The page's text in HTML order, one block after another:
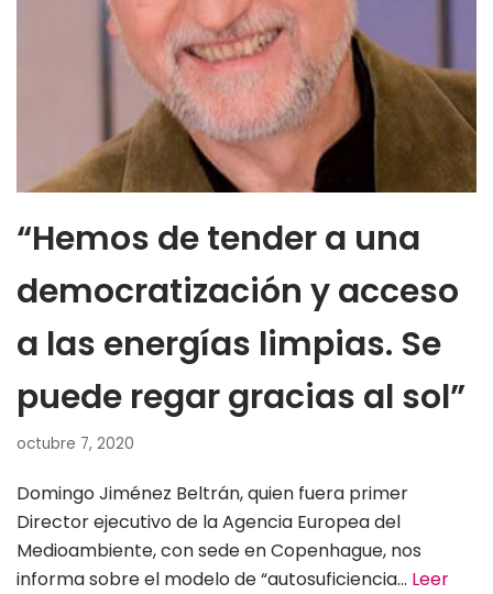
“Hemos de tender a una
democratización y acceso
a las energías limpias. Se
puede regar gracias al sol”
octubre 7, 2020
Domingo Jiménez Beltrán, quien fuera primer
Director ejecutivo de la Agencia Europea del
Medioambiente, con sede en Copenhague, nos
informa sobre el modelo de “autosuficiencia… Leer